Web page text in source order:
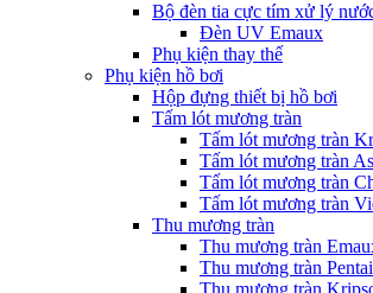
Bộ đèn tia cực tím xử lý
Đèn UV Emaux
Phụ kiện thay thế
Phụ kiện hồ bơi
Hộp đựng thiết bị hồ bơi
Tấm lót mương tràn
Tấm lót mương tràn
Tấm lót mương tràn
Tấm lót mương tràn
Tấm lót mương tràn
Thu mương tràn
Thu mương tràn
Thu mương tràn
Thu mương tràn